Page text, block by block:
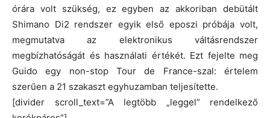
órára volt szükség, ez egyben az akkoriban debütált
Shimano Di2 rendszer egyik első eposzi próbája volt,
megmutatva az elektronikus váltásrendszer
megbízhatóságát és használati értékét. Ezt fejelte meg
Guido egy non-stop Tour de France-szal: értelem
szerűen a 21 szakaszt egyhuzamban teljesítette.
[divider scroll_text=”A legtöbb „leggel” rendelkező